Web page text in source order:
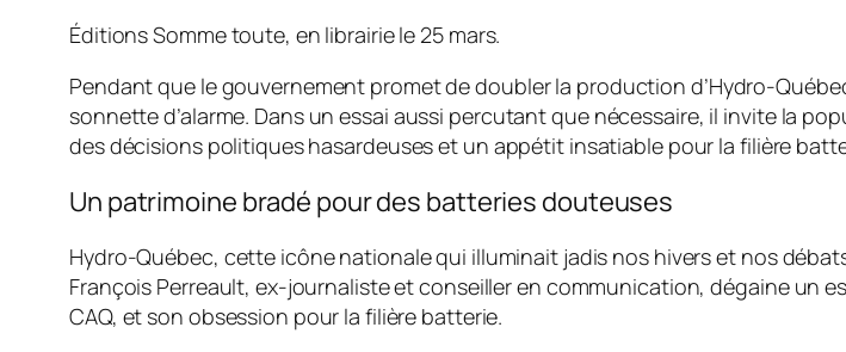
Éditions Somme toute, en librairie le 25 mars.
Pendant que le gouvernement promet de doubler la production d’Hydro-
sonnette d’alarme. Dans un essai aussi percutant que nécessaire, il invite la
des décisions politiques hasardeuses et un appétit insatiable pour la filière
Un patrimoine bradé pour des batteries douteuses
Hydro-Québec, cette icône nationale qui illuminait jadis nos hivers et nos
François Perreault, ex-journaliste et conseiller en communication, dégaine un
CAQ, et son obsession pour la filière batterie.